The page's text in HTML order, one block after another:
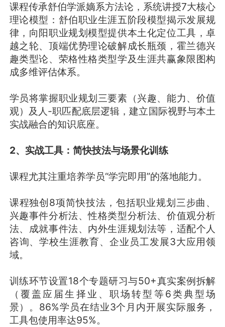
课程传承舒伯学派嫡系方法论，系统讲授7大核心
理论模型：舒伯职业生涯五阶段模型揭示发展规
律，向阳职业规划模型提供本土化定位工具，卓
越之轮、顶端优势理论破解成长瓶颈，霍兰德兴
趣类型论、荣格性格类型学及生涯共赢象限图构
成多维评估体系。
学员将掌握职业规划三要素（兴趣、能力、价值
观）及人-职匹配底层逻辑，建立国际视野与本土
实战融合的知识底座。
2、实战工具：简快技法与场景化训练
课程尤其注重培养学员“学完即用”的落地能力。
课程独创8项简快技法，包括职业规划三步曲、
兴趣事件分析法、性格类型分析法、价值观分析
法、成就事件法、内外生涯规划法等，适配个人
咨询、学校生涯教育、企业员工发展3大应用领
域。
训练环节设置18个专题研习与50+真实案例拆解
（覆盖应届生择业、职场转型等6类典型场
景）。86%学员在结业3个月内开展实际服务，
工具包使用率达95%。